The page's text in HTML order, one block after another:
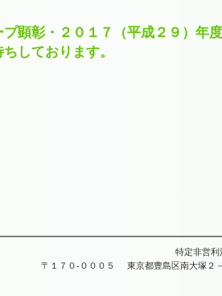
顕彰・２０１７（平成２９）年
しております。
特定非営利
〒１７０-０００５
東京都豊島区南大塚２